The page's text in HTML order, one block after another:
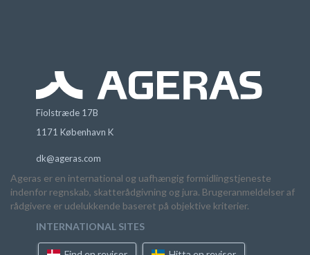
Fiolstræde 17B
1171 København K
dk@ageras.com
Ageras er en international og uafhængig formidlingstjeneste
indenfor regnskab, skatterådgivning og jura. Brugeranmeldelser af
rådgivere er udelukkende baseret på objektive kriterier.
INTERNATIONAL SITES